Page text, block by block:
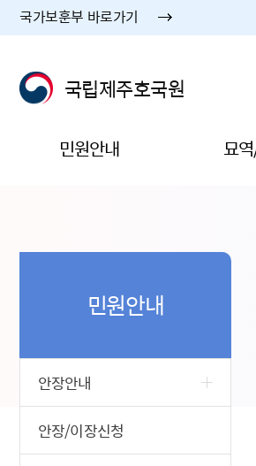
국가보훈부 바로가기
국립제주호국원
민원안내 묘
민원안내
안장안내
안장/이장신청